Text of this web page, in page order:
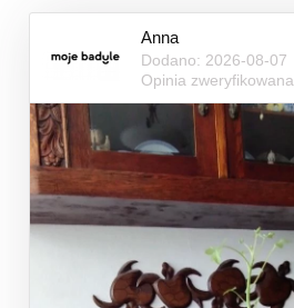
Anna
Dodano: 2026-08-07
Opinia zweryfikowana